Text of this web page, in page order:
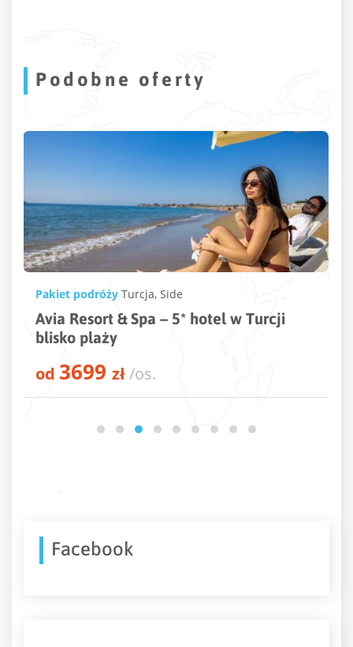
Podobne oferty
Pakiet podróży Turcja
Beks Premium Resort & Spa – 5* hotel
Turcji przy plaży
od3846
Facebook